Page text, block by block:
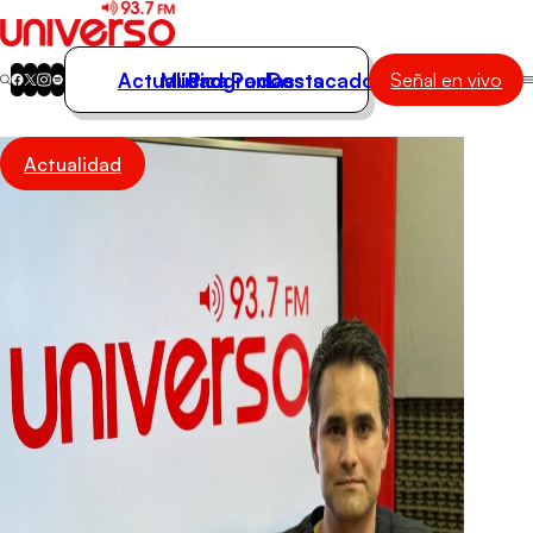
Actualidad
Música
Actualidad
Música
Programas
Podcasts
Destacados Señal en vivo
Actualidad